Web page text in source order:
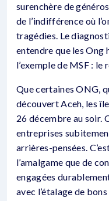
surenchère de
de l’indifférence où
tragédies. Le
entendre que les Ong
l’exemple de MSF : le
Que certaines ONG,
découvert Aceh, les
26 décembre au soir.
entreprises
arrières-pensées.
l’amalgame que de
engagées
avec l’étalage de